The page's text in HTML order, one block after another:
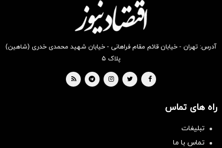
آدرس: تهران - خیابان قائم مقام فراهانی - خیابان شهید محمدی خدری (شاهین)
پلاک ۵
راه های تماس
تبلیغات
تماس با ما